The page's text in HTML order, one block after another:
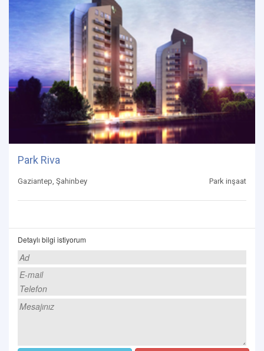
Park Riva
Gaziantep, Şahinbey Park inşaat
Detaylı bilgi istiyorum